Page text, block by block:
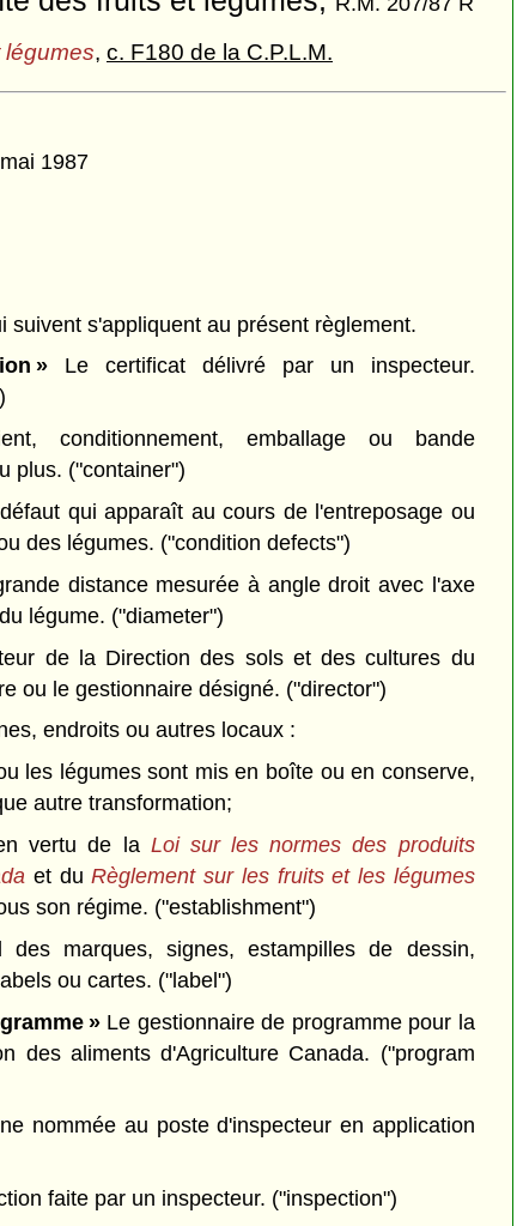
légumes, c. F180 de la C.P.L.M.
1987
suivent s'appliquent au présent règlement.
»Le certificat délivré par un inspecteur.
conditionnement, emballage ou bande
plus. ("container")
qui apparaît au cours de l'entreposage ou
des légumes. ("condition defects")
distance mesurée à angle droit avec l'axe
légume. ("diameter")
de la Direction des sols et des cultures du
ou le gestionnaire désigné. ("director")
endroits ou autres locaux :
les légumes sont mis en boîte ou en conserve,
autre transformation;
vertu de la Loi sur les normes des produits
et duRèglement sur les fruits et les légumes
son régime. ("establishment")
marques, signes, estampilles de dessin,
ou cartes. ("label")
»Le gestionnaire de programme pour la
des aliments d'Agriculture Canada. ("program
nommée au poste d'inspecteur en application
faite par un inspecteur. ("inspection")